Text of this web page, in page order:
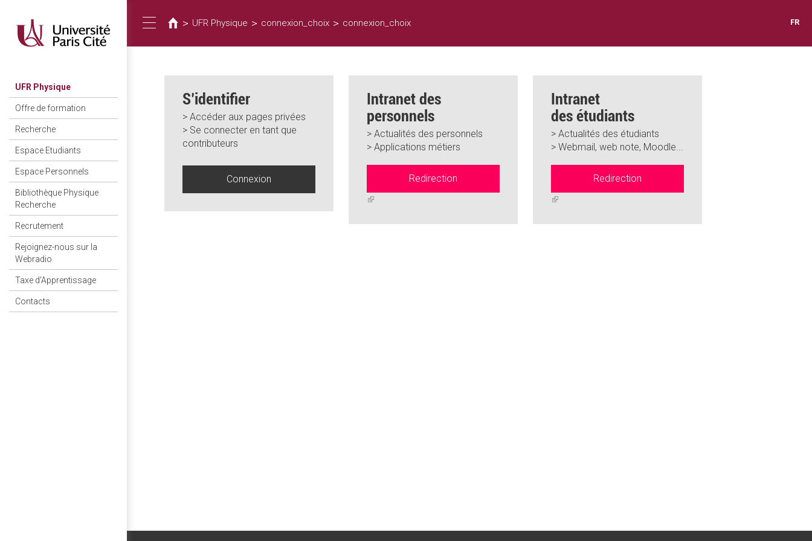
contenu
principal
UFR Physique
Offre de formation
Recherche
Espace Etudiants
Espace Personnels
Bibliothèque Physique
Recherche
Recrutement
Rejoignez-nous sur la
Webradio
Taxe d'Apprentissage
Contacts
Toggle
navigation
êtes
ici
> UFR Physique > connexion_choix > connexion_choix FR
S’identifier
> Accéder aux pages privées
> Se connecter en tant que
contributeurs
Connexion
Intranet des
personnels
> Actualités des personnels
> Applications métiers
Redirection
(link
external)
Intranet
des étudiants
> Actualités des étudiants
> Webmail, web note, Moodle...
Redirection
(link
external)